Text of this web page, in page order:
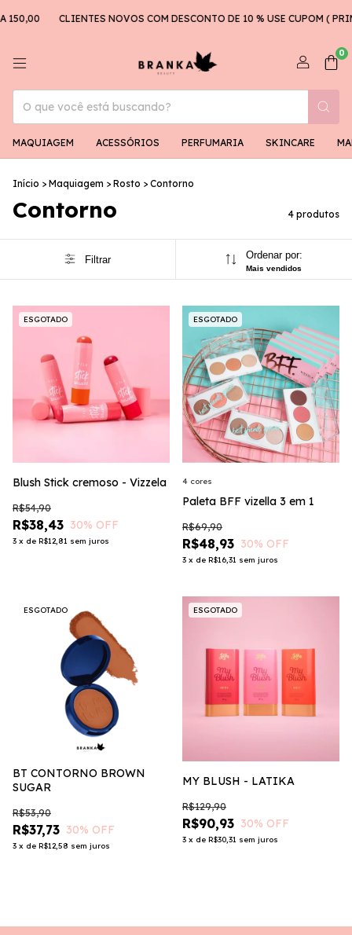
150,00 CLIENTES NOVOS COM DESCONTO DE 10 % USE CUPOM (
0
MAQUIAGEM ACESSÓRIOS PERFUMARIA SKINCARE
Início > Maquiagem > Rosto > Contorno
Contorno 4 produtos
Filtrar Ordenar por:
Mais vendidos
ESGOTADO
Blush Stick cremoso - Vizzela
R$38,43
R$54,90
30% OFF
3 x de R$12,81 sem juros
ESGOTADO
Paleta BFF vizella 3 em 1
R$48,93
R$69,90
30% OFF
3 x de R$16,31 sem juros
4 cores
ESGOTADO
BT CONTORNO BROWN
SUGAR
R$37,73
R$53,90
30% OFF
3 x de R$12,58 sem juros
ESGOTADO
MY BLUSH - LATIKA
R$90,93
R$129,90
30% OFF
3 x de R$30,31 sem juros